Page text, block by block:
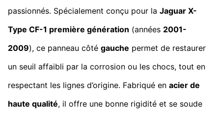
passionnés. Spécialement conçu pour la Jaguar X-
Type CF-1 première génération (années 2001-
2009), ce panneau côté gauche permet de restaurer
un seuil affaibli par la corrosion ou les chocs, tout en
respectant les lignes d’origine. Fabriqué en acier de
haute qualité, il offre une bonne rigidité et se soude